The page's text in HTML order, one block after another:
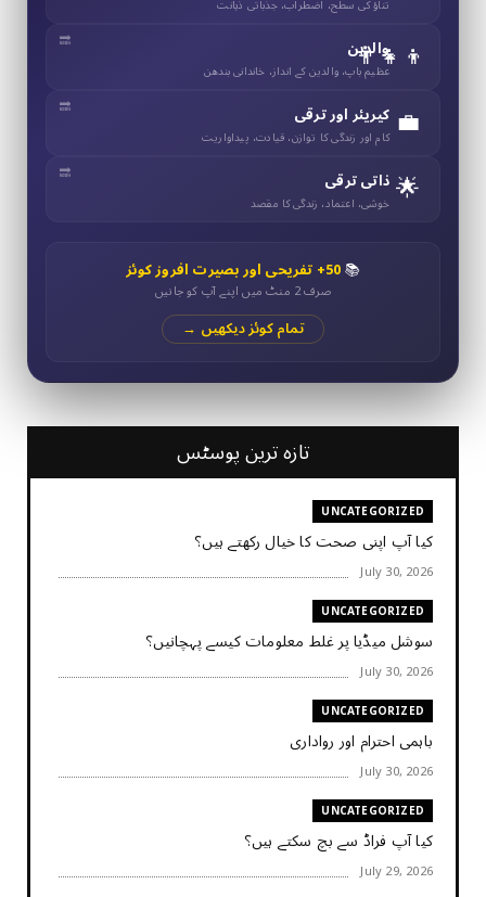
تناؤ کی سطح، اضطراب، جذباتی ذہانت
👨‍👧‍👦
والدین
عظیم باپ، والدین کے انداز، خاندانی بندھن
💼 کیریئر اور ترقی
کام اور زندگی کا توازن، قیادت، پیداواریت
🌟 ذاتی ترقی
خوشی، اعتماد، زندگی کا مقصد
📚50+ تفریحی اور بصیرت افروز کوئز
صرف 2 منٹ میں اپنے آپ کو جانیں
تمام کوئز دیکھیں →
تازہ ترین پوسٹس
UNCATEGORIZED
کیا آپ اپنی صحت کا خیال رکھتے ہیں؟
July 30, 2026
UNCATEGORIZED
سوشل میڈیا پر غلط معلومات کیسے پہچانیں؟
July 30, 2026
UNCATEGORIZED
باہمی احترام اور رواداری
July 30, 2026
UNCATEGORIZED
کیا آپ فراڈ سے بچ سکتے ہیں؟
July 29, 2026